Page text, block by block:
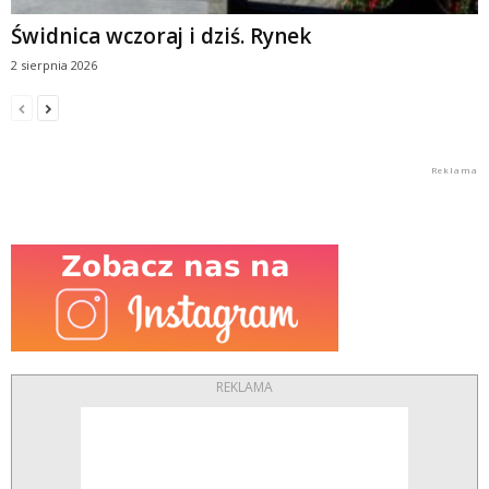
Świdnica wczoraj i dziś. Rynek
2 sierpnia 2026
REKLAMA